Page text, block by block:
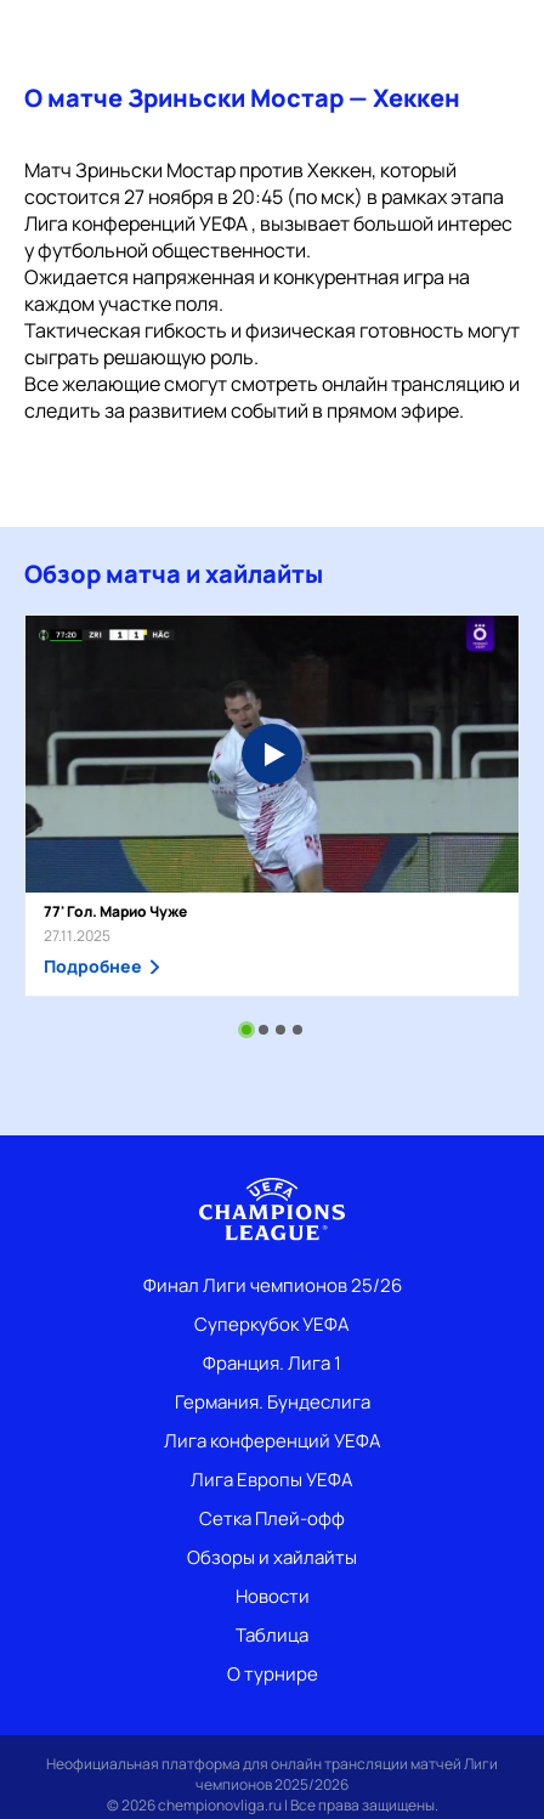
О матче Зриньски Мостар — Хеккен
Матч Зриньски Мостар против Хеккен, который
состоится 27 ноября в 20:45 (по мск) в рамках этапа
Лига конференций УЕФА , вызывает большой интерес
у футбольной общественности.
Ожидается напряженная и конкурентная игра на
каждом участке поля.
Тактическая гибкость и физическая готовность могут
сыграть решающую роль.
Все желающие смогут смотреть онлайн трансляцию и
следить за развитием событий в прямом эфире.
Обзор матча и хайлайты
77' Гол. Марио Чуже
27.11.2025
Подробнее
Финал Лиги чемпионов 25/26
Суперкубок УЕФА
Франция. Лига 1
Германия. Бундеслига
Лига конференций УЕФА
Лига Европы УЕФА
Сетка Плей-офф
Обзоры и хайлайты
Новости
Таблица
О турнире
Неофициальная платформа для онлайн трансляции матчей Лиги
чемпионов 2025/2026
© 2026 chempionovliga.ru | Все права защищены.